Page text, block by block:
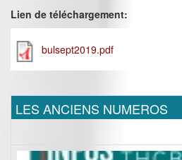
Lien de téléchargement:
bulsept2019.pdf
LES ANCIENS NUMEROS